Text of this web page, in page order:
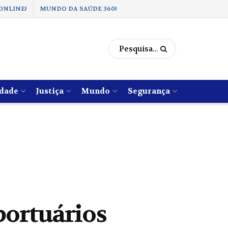
MUNDO DA SAÚDE 360!
Justiça Mundo Segurança